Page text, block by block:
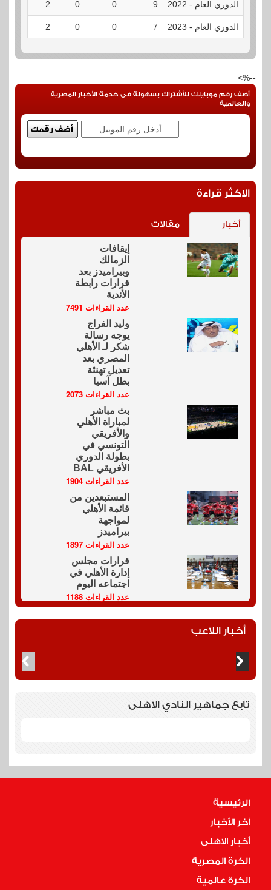
الدوري العام - 2022 9
0
0
2
الدوري العام - 2023 7
0
0
2
--%>
أضف رقم موبايلك للأشتراك بسهولة فى خدمة الأخبار المصرية
والعالمية
الاكثر قراءة
أخبار مقالات
إيقافات
الزمالك
وبيراميدز بعد
قرارات رابطة
الأندية
عدد القراءات 7491
وليد الفراج
يوجه رسالة
شكر لـ الأهلي
المصري بعد
تعديل تهنئة
بطل آسيا
عدد القراءات 2073
بث مباشر
لمباراة الأهلي
والأفريقي
التونسي في
بطولة الدوري
الأفريقي BAL
عدد القراءات 1904
المستبعدين من
قائمة الأهلي
لمواجهة
بيراميدز
عدد القراءات 1897
قرارات مجلس
إدارة الأهلي في
اجتماعه اليوم
عدد القراءات 1188
أخبار اللاعب
تابع جماهير النادي الاهلى
الرئيسية
أخر الأخبار
أخبار الاهلى
الكرة المصرية
الكرة عالمية